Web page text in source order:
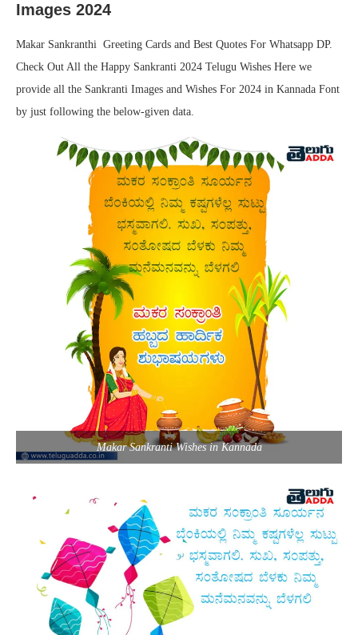
Images 2024
Makar Sankranthi Greeting Cards and Best Quotes For Whatsapp DP.
Check Out All the Happy Sankranti 2024 Telugu Wishes Here we
provide all the Sankranti Images and Wishes For 2024 in Kannada Font
by just following the below-given data.
Makar Sankranti Wishes in Kannada